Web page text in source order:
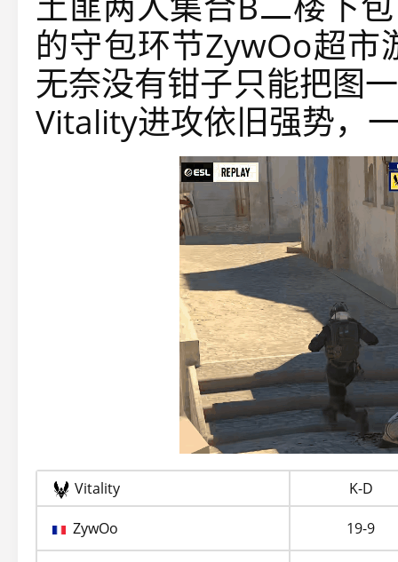
的守包环节ZywOo超
无奈没有钳子只能把图
Vitality进攻依旧强势，
Vitality K-D
ZywOo 19-9